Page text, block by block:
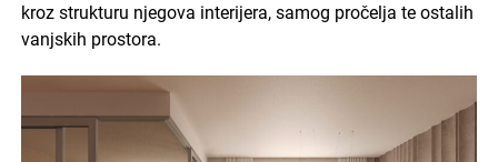
kroz strukturu njegova interijera, samog pročelja te ostalih
vanjskih prostora.